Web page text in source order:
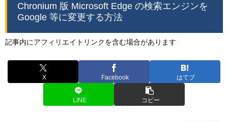
Chronium 版 Microsoft Edge の検索エンジンを
Google 等に変更する方法
記事内にアフィリエイトリンクを含む場合があります
X Facebook はてブ
LINE コピー